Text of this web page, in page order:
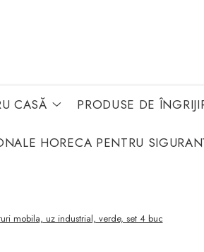
CASĂ PRODUSE DE
HORECA PENTRU
mobila, uz industrial, verde, set 4 buc